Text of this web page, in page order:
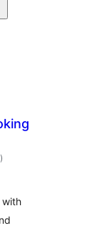
টা
মুঠ)
with